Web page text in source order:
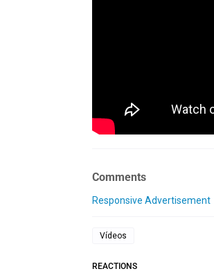
Comments
Responsive Advertisement
Vídeos
REACTIONS